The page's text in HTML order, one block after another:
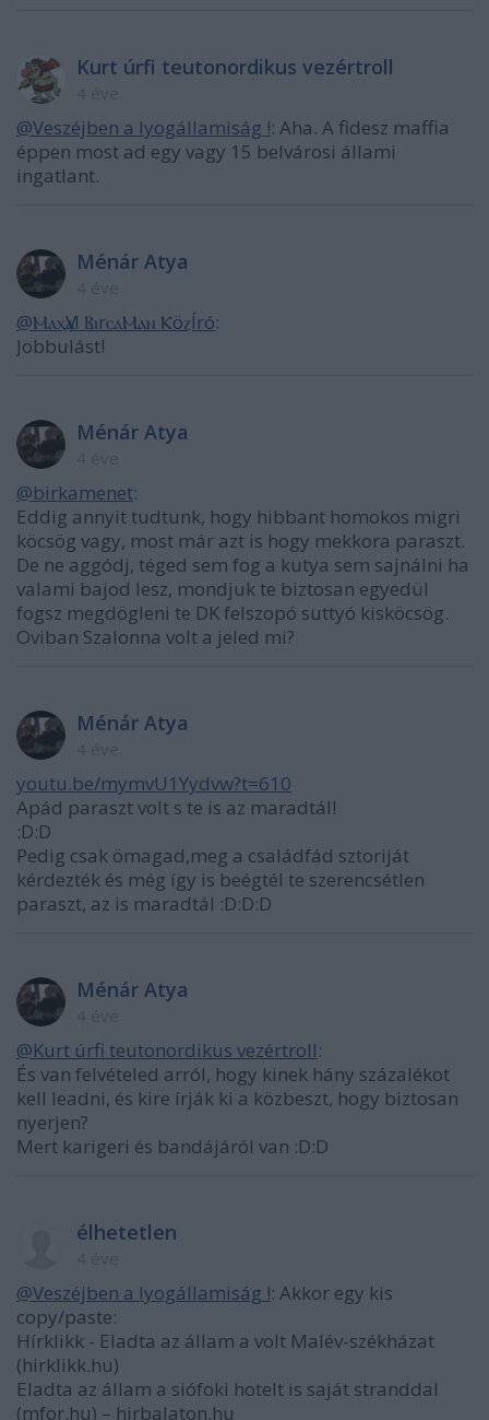
Kurt úrfi teutonordikus vezértroll
@Veszéjben a lyogállamiság !: Aha. A fidesz maffia
éppen most ad egy vagy 15 belvárosi állami
ingatlant.
Ménár Atya
@ⲘⲁⲭѴⲁl ⲂⲓrⲥⲁⲘⲁⲛ ⲔöⲍÍró:
Jobbulást!
Ménár Atya
@birkamenet:
Eddig annyit tudtunk, hogy hibbant homokos migri
köcsög vagy, most már azt is hogy mekkora paraszt.
De ne aggódj, téged sem fog a kutya sem sajnálni ha
valami bajod lesz, mondjuk te biztosan egyedül
fogsz megdögleni te DK felszopó suttyó kisköcsög.
Oviban Szalonna volt a jeled mi?
Ménár Atya
youtu.be/mymvU1Yydvw?t=610
Apád paraszt volt s te is az maradtál!
:D:D
Pedig csak ömagad,meg a családfád sztoriját
kérdezték és még így is beégtél te szerencsétlen
paraszt, az is maradtál :D:D:D
Ménár Atya
@Kurt úrfi teutonordikus vezértroll:
És van felvételed arról, hogy kinek hány százalékot
kell leadni, és kire írják ki a közbeszt, hogy biztosan
nyerjen?
Mert karigeri és bandájáról van :D:D
élhetetlen
@Veszéjben a lyogállamiság !: Akkor egy kis
copy/paste:
Hírklikk - Eladta az állam a volt Malév-székházat
(hirklikk.hu)
Eladta az állam a siófoki hotelt is saját stranddal
(mfor.hu) – hirbalaton.hu